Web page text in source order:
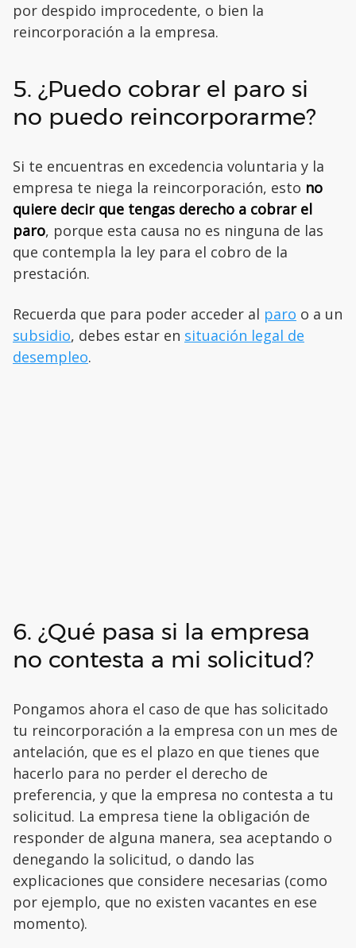
por despido improcedente, o bien la
reincorporación a la empresa.
5. ¿Puedo cobrar el paro si
no puedo reincorporarme?
Si te encuentras en excedencia voluntaria y la
empresa te niega la reincorporación, esto no
quiere decir que tengas derecho a cobrar el
paro, porque esta causa no es ninguna de las
que contempla la ley para el cobro de la
prestación.
Recuerda que para poder acceder al paro o a un
subsidio, debes estar en situación legal de
desempleo.
6. ¿Qué pasa si la empresa
no contesta a mi solicitud?
Pongamos ahora el caso de que has solicitado
tu reincorporación a la empresa con un mes de
antelación, que es el plazo en que tienes que
hacerlo para no perder el derecho de
preferencia, y que la empresa no contesta a tu
solicitud. La empresa tiene la obligación de
responder de alguna manera, sea aceptando o
denegando la solicitud, o dando las
explicaciones que considere necesarias (como
por ejemplo, que no existen vacantes en ese
momento).